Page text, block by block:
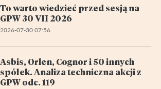
To warto wiedzieć przed sesją na
GPW 30 VII 2026
2026-07-30 07:56
Asbis, Orlen, Cognor i 50 innych
spółek. Analiza techniczna akcji z
GPW odc. 119